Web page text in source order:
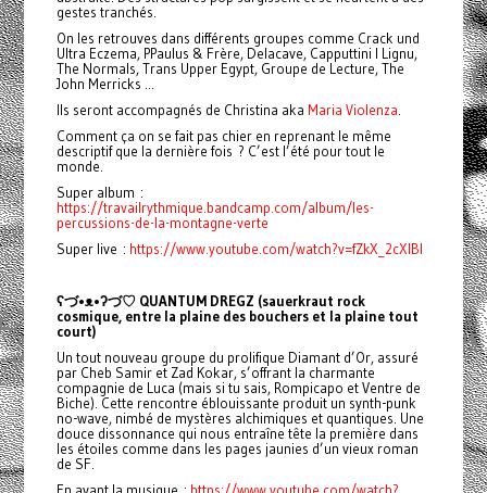
gestes tranchés.
On les retrouves dans différents groupes comme Crack und
Ultra Eczema, PPaulus & Frère, Delacave, Capputtini I Lignu,
The Normals, Trans Upper Egypt, Groupe de Lecture, The
John Merricks ...
Ils seront accompagnés de Christina aka Maria Violenza
Comment ça on se fait pas chier en reprenant le même
descriptif que la dernière fois ? C’est l’été pour tout le
monde.
Super album :
https://travailrythmique.bandcamp.com/album/les-
percussions-de-la-montagne-verte
Super live : https://www.youtube.com/watch?v=fZkX_2cXlBI
ʕづ•ᴥ•ʔづ♡ QUANTUM DREGZ (sauerkraut rock
cosmique, entre la plaine des bouchers et la plaine tout
court)
Un tout nouveau groupe du prolifique Diamant d’Or, assuré
par Cheb Samir et Zad Kokar, s’offrant la charmante
compagnie de Luca (mais si tu sais, Rompicapo et Ventre de
Biche). Cette rencontre éblouissante produit un synth-punk
no-wave, nimbé de mystères alchimiques et quantiques. Une
douce dissonnance qui nous entraîne tête la première dans
les étoiles comme dans les pages jaunies d’un vieux roman
de SF.